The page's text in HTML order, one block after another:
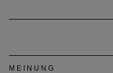
MEINUNG